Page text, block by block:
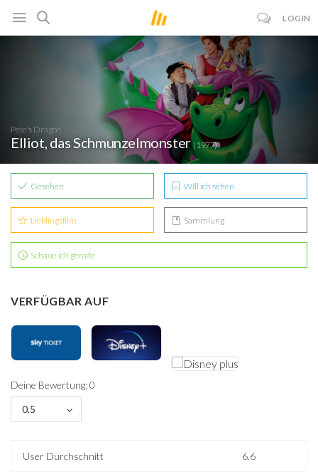
LOGIN
Pete's Dragon
Elliot, das Schmunzelmonster(1977)
Gesehen Will ich sehen
Lieblingsfilm Sammlung
Schaue ich gerade
VERFÜGBAR AUF
Deine Bewertung: 0
0.5
User Durchschnitt 6.6